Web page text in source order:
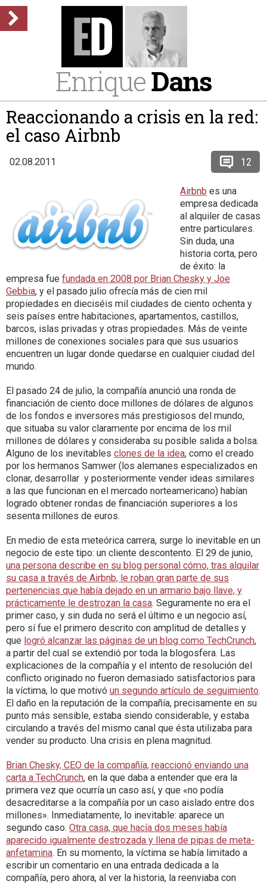
EnriqueDans
Reaccionando a crisis en la red:
el caso Airbnb
02.08.2011 12
Airbnb es una
empresa dedicada
al alquiler de casas
entre particulares.
Sin duda, una
historia corta, pero
de éxito: la
empresa fue fundada en 2008 por Brian Chesky y Joe
Gebbia, y el pasado julio ofrecía más de cien mil
propiedades en dieciséis mil ciudades de ciento ochenta y
seis países entre habitaciones, apartamentos, castillos,
barcos, islas privadas y otras propiedades. Más de veinte
millones de conexiones sociales para que sus usuarios
encuentren un lugar donde quedarse en cualquier ciudad del
mundo.
El pasado 24 de julio, la compañía anunció una ronda de
financiación de ciento doce millones de dólares de algunos
de los fondos e inversores más prestigiosos del mundo,
que situaba su valor claramente por encima de los mil
millones de dólares y consideraba su posible salida a bolsa.
Alguno de los inevitables clones de la idea, como el creado
por los hermanos Samwer (los alemanes especializados en
clonar, desarrollar y posteriormente vender ideas similares
a las que funcionan en el mercado norteamericano) habían
logrado obtener rondas de financiación superiores a los
sesenta millones de euros.
En medio de esta meteórica carrera, surge lo inevitable en un
negocio de este tipo: un cliente descontento. El 29 de junio,
una persona describe en su blog personal cómo, tras alquilar
su casa a través de Airbnb, le roban gran parte de sus
pertenencias que había dejado en un armario bajo llave, y
prácticamente le destrozan la casa. Seguramente no era el
primer caso, y sin duda no será el último e un negocio así,
pero sí fue el primero descrito con amplitud de detalles y
que logró alcanzar las páginas de un blog como TechCrunch,
a partir del cual se extendió por toda la blogosfera. Las
explicaciones de la compañía y el intento de resolución del
conflicto originado no fueron demasiado satisfactorios para
la víctima, lo que motivó un segundo artículo de seguimiento.
El daño en la reputación de la compañía, precisamente en su
punto más sensible, estaba siendo considerable, y estaba
circulando a través del mismo canal que ésta utilizaba para
vender su producto. Una crisis en plena magnitud.
Brian Chesky, CEO de la compañía, reaccionó enviando una
carta a TechCrunch, en la que daba a entender que era la
primera vez que ocurría un caso así, y que «no podía
desacreditarse a la compañía por un caso aislado entre dos
millones». Inmediatamente, lo inevitable: aparece un
segundo caso. Otra casa, que hacía dos meses había
aparecido igualmente destrozada y llena de pipas de meta-
anfetamina. En su momento, la víctima se había limitado a
escribir un comentario en una entrada dedicada a la
compañía, pero ahora, al ver la historia, la reenviaba con